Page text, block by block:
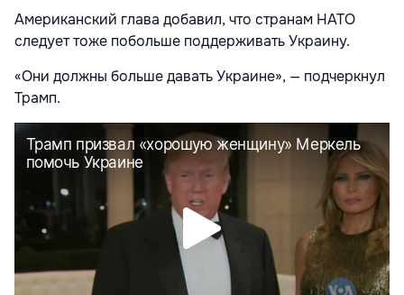
Американский глава добавил, что странам НАТО
следует тоже побольше поддерживать Украину.
«Они должны больше давать Украине», — подчеркнул
Трамп.